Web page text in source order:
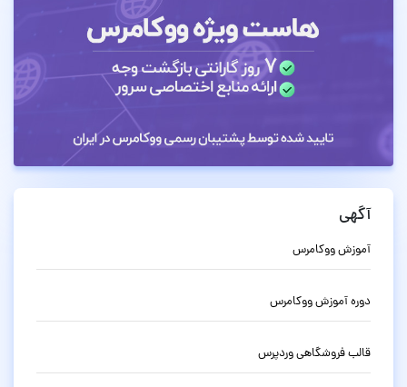
آگهی
آموزش ووکامرس
دوره آموزش ووکامرس
قالب فروشگاهی وردپرس